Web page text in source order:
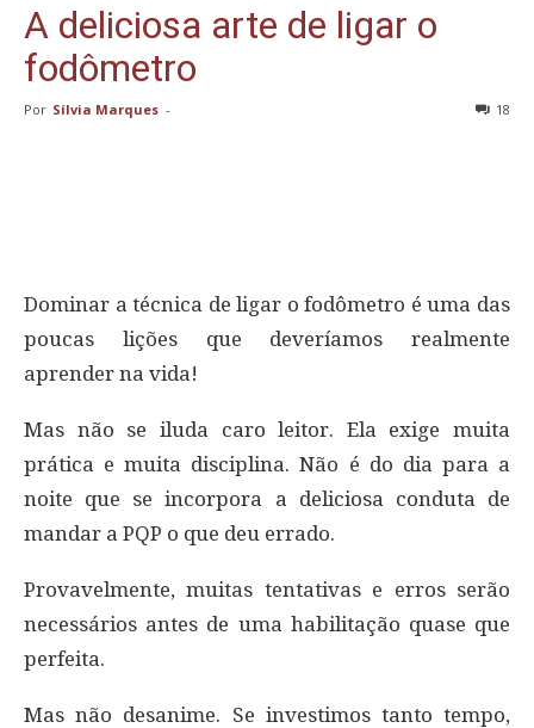
A deliciosa arte de ligar o
fodômetro
Por Sílvia Marques - 18
Dominar a técnica de ligar o fodômetro é uma das
poucas lições que deveríamos realmente
aprender na vida!
Mas não se iluda caro leitor. Ela exige muita
prática e muita disciplina. Não é do dia para a
noite que se incorpora a deliciosa conduta de
mandar a PQP o que deu errado.
Provavelmente, muitas tentativas e erros serão
necessários antes de uma habilitação quase que
perfeita.
Mas não desanime. Se investimos tanto tempo,